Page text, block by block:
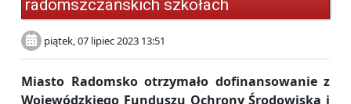
radomszczańskich szkołach
piątek, 07 lipiec 2023 13:51
Miasto Radomsko otrzymało dofinansowanie z
Wojewódzkiego Funduszu Ochrony Środowiska i